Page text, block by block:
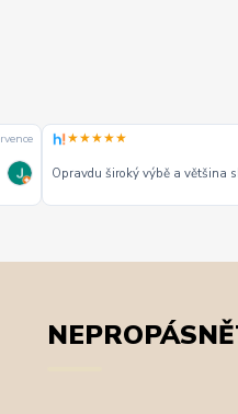
16. července ★★★★★
Doporučuji, parádní